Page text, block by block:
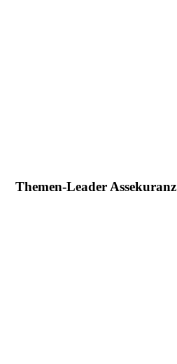
Themen-Leader Assekuranz